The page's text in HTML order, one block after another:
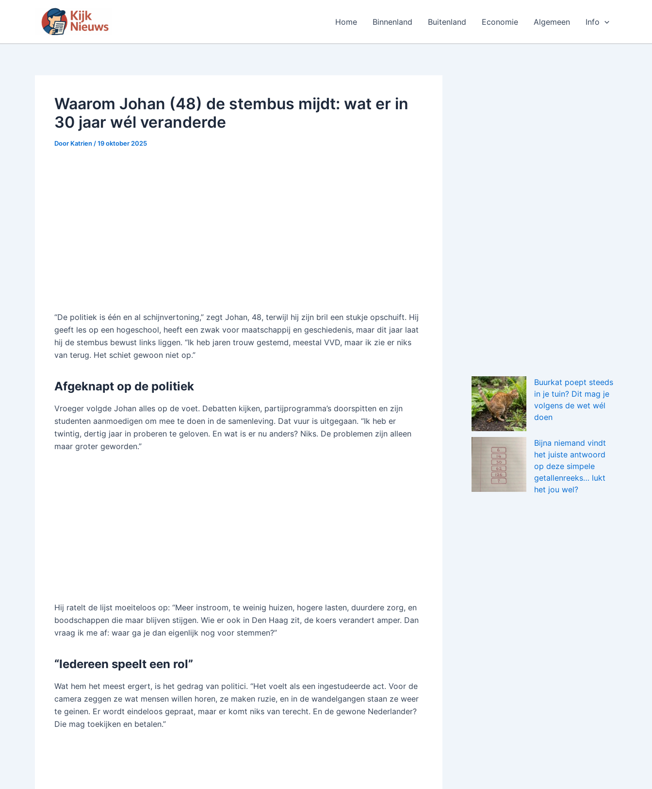
inhoud
Home Binnenland Buitenland Economie Algemeen Info
Waarom Johan (48) de stembus mijdt: wat er in
30 jaar wél veranderde
Door Katrien /19 oktober 2025
“De politiek is één en al schijnvertoning,” zegt Johan, 48, terwijl hij zijn bril een stukje opschuift. Hij
geeft les op een hogeschool, heeft een zwak voor maatschappij en geschiedenis, maar dit jaar laat
hij de stembus bewust links liggen. “Ik heb jaren trouw gestemd, meestal VVD, maar ik zie er niks
van terug. Het schiet gewoon niet op.”
Afgeknapt op de politiek
Vroeger volgde Johan alles op de voet. Debatten kijken, partijprogramma’s doorspitten en zijn
studenten aanmoedigen om mee te doen in de samenleving. Dat vuur is uitgegaan. “Ik heb er
twintig, dertig jaar in proberen te geloven. En wat is er nu anders? Niks. De problemen zijn alleen
maar groter geworden.”
Hij ratelt de lijst moeiteloos op: “Meer instroom, te weinig huizen, hogere lasten, duurdere zorg, en
boodschappen die maar blijven stijgen. Wie er ook in Den Haag zit, de koers verandert amper. Dan
vraag ik me af: waar ga je dan eigenlijk nog voor stemmen?”
“Iedereen speelt een rol”
Wat hem het meest ergert, is het gedrag van politici. “Het voelt als een ingestudeerde act. Voor de
camera zeggen ze wat mensen willen horen, ze maken ruzie, en in de wandelgangen staan ze weer
te geinen. Er wordt eindeloos gepraat, maar er komt niks van terecht. En de gewone Nederlander?
Die mag toekijken en betalen.”
Buurkat poept steeds
in je tuin? Dit mag je
volgens de wet wél
doen
Bijna niemand vindt
het juiste antwoord
op deze simpele
getallenreeks… lukt
het jou wel?